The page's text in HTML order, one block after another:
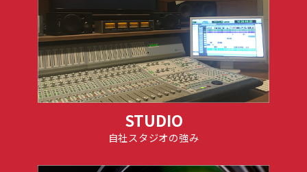
STUDIO
自社スタジオの強み